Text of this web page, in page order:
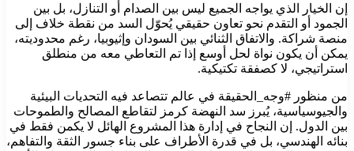
إن الخيار الذي يواجه الجميع ليس بين الصدام أو التنازل، بل بين
الجمود أو التقدم نحو تعاون حقيقي يُحوّل السد من نقطة خلاف إلى
منصة شراكة. والاتفاق الثنائي بين السودان وإثيوبيا، رغم محدوديته،
يمكن أن يكون نواة لحل أوسع إذا تم التعاطي معه من منطلق
استراتيجي، لا كصفقة تكتيكية.
من منظور #وجه_الحقيقة في عالم تتصاعد فيه التحديات البيئية
والجيوسياسية، يُبرز سد النهضة كرمز لتقاطع المصالح والطموحات
بين الدول. إن النجاح في إدارة هذا المشروع الهائل لا يكمن فقط في
بنائه الهندسي، بل في قدرة الأطراف على بناء جسور الثقة والتفاهم،